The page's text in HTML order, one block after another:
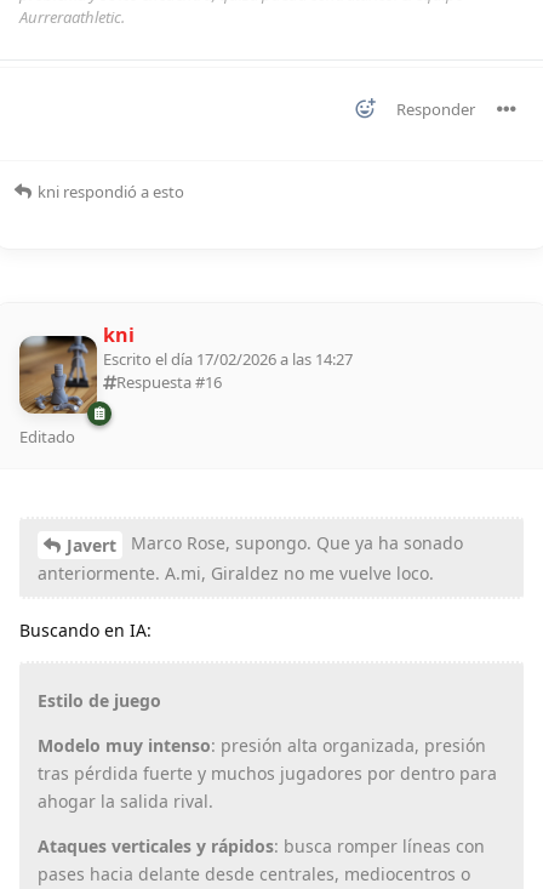
Aurreraathletic.
Responder
kni respondió a esto
kni
Escrito el día 17/02/2026 a las 14:27
Respuesta #16
Editado
Javert
Marco Rose, supongo. Que ya ha sonado
anteriormente. A.mi, Giraldez no me vuelve loco.
Buscando en IA:
Estilo de juego
Modelo muy intenso: presión alta organizada, presión
tras pérdida fuerte y muchos jugadores por dentro para
ahogar la salida rival.
Ataques verticales y rápidos: busca romper líneas con
pases hacia delante desde centrales, mediocentros o